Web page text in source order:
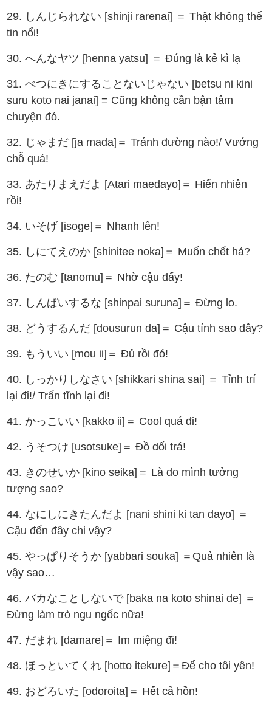
29. しんじられない [shinji rarenai] ＝ Thật không thể
tin nổi!
30. へんなヤツ [henna yatsu] ＝ Đúng là kẻ kì lạ
31. べつにきにすることないじゃない [betsu ni kini
suru koto nai janai] = Cũng không cần bận tâm
chuyện đó.
32. じゃまだ [ja mada]＝ Tránh đường nào!/ Vướng
chỗ quá!
33. あたりまえだよ [Atari maedayo]＝ Hiển nhiên
rồi!
34. いそげ [isoge]＝ Nhanh lên!
35. しにてえのか [shinitee noka]＝ Muốn chết hả?
36. たのむ [tanomu]＝ Nhờ cậu đấy!
37. しんぱいするな [shinpai suruna]＝ Đừng lo.
38. どうするんだ [dousurun da]＝ Cậu tính sao đây?
39. もういい [mou ii]＝ Đủ rồi đó!
40. しっかりしなさい [shikkari shina sai] ＝ Tỉnh trí
lại đi!/ Trấn tĩnh lại đi!
41. かっこいい [kakko ii]＝ Cool quá đi!
42. うそつけ [usotsuke]＝ Đồ dối trá!
43. きのせいか [kino seika]＝ Là do mình tưởng
tượng sao?
44. なにしにきたんだよ [nani shini ki tan dayo] ＝
Cậu đến đây chi vậy?
45. やっぱりそうか [yabbari souka] ＝Quả nhiên là
vậy sao…
46. バカなことしないで [baka na koto shinai de] ＝
Đừng làm trò ngu ngốc nữa!
47. だまれ [damare]＝ Im miệng đi!
48. ほっといてくれ [hotto itekure]＝Để cho tôi yên!
49. おどろいた [odoroita]＝ Hết cả hồn!